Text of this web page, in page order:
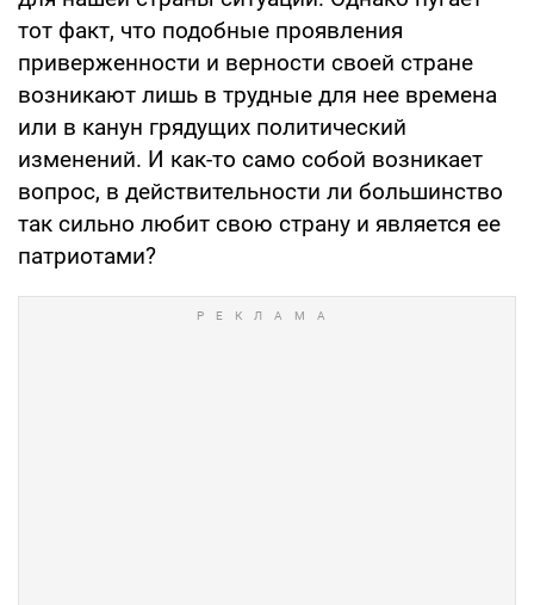
тот факт, что подобные проявления
приверженности и верности своей стране
возникают лишь в трудные для нее времена
или в канун грядущих политический
изменений. И как-то само собой возникает
вопрос, в действительности ли большинство
так сильно любит свою страну и является ее
патриотами?